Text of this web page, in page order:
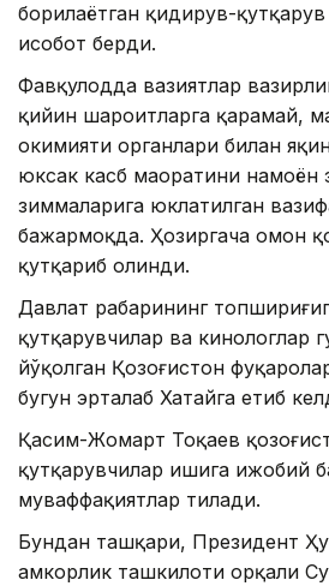
борилаётган қидирув-
ҳисобот берди.
Фавқулодда вазиятлар
қийин шароитларга қарамай,
ҳокимияти органлари билан
юксак касб маҳоратини намоён
зиммаларига юклатилган
бажармоқда. Ҳозиргача омон
қутқариб олинди.
Давлат раҳбарининг
қутқарувчилар ва кинологлар
йўқолган Қозоғистон
бугун эрталаб Хатайга етиб
Қасим-Жомарт Тоқаев
қутқарувчилар ишига ижобий
муваффақиятлар тилади.
Бундан ташқари, Президент
ҳамкорлик ташкилоти орқали